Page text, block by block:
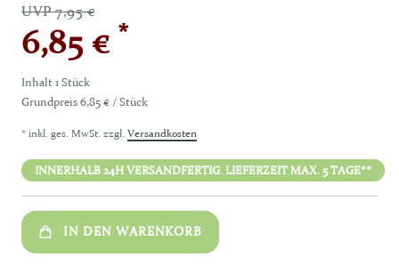
UVP 7,95 €
6,85 € *
Inhalt1 Stück
Grundpreis6,85 € / Stück
* inkl. ges. MwSt. zzgl. Versandkosten
INNERHALB 24H VERSANDFERTIG. LIEFERZEIT MAX. 5 TAGE**
IN DEN WARENKORB